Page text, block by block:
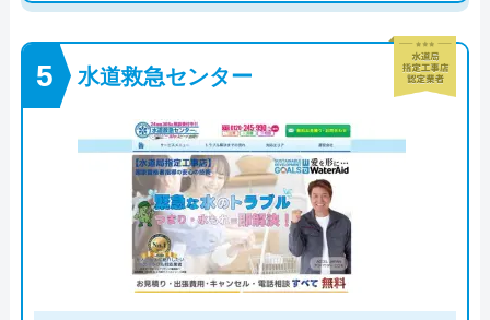
水道救急センター